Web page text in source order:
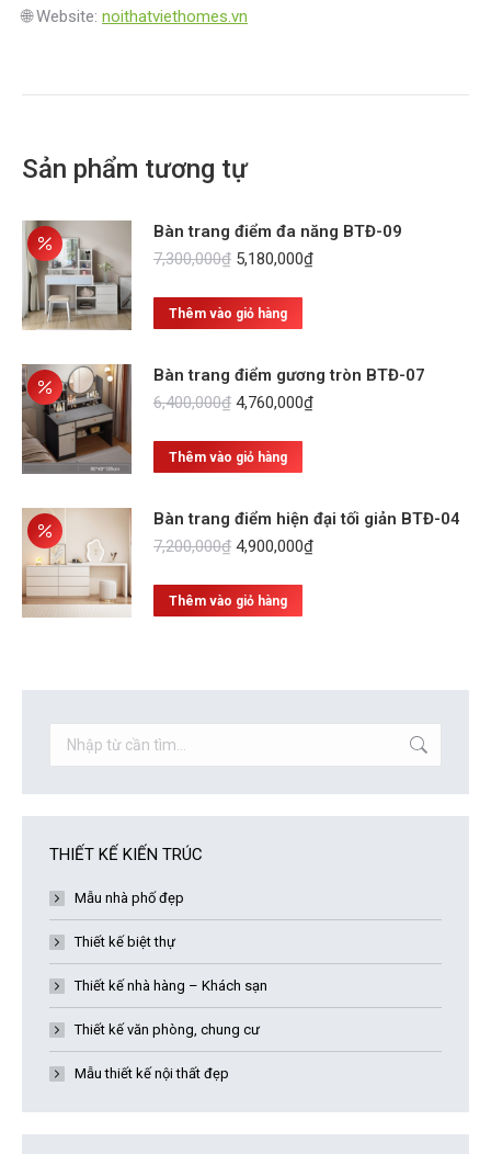
🌐 Website: noithatviethomes.vn
Sản phẩm tương tự
Bàn trang điểm đa năng BTĐ-09
7,300,000₫ Giá
là:
7,300,000₫.
5,180,000₫Giá
Thêm vào giỏ hàng
Bàn trang điểm gương tròn BTĐ-07
6,400,000₫ Giá
là:
6,400,000₫.
4,760,000₫Giá
Thêm vào giỏ hàng
Bàn trang điểm hiện đại tối giản BTĐ-04
7,200,000₫ Giá
là:
7,200,000₫.
4,900,000₫Giá
Thêm vào giỏ hàng
THIẾT KẾ KIẾN TRÚC
Mẫu nhà phố đẹp
Thiết kế biệt thự
Thiết kế nhà hàng – Khách sạn
Thiết kế văn phòng, chung cư
Mẫu thiết kế nội thất đẹp